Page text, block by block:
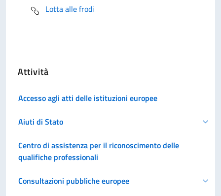
Lotta alle frodi
Attività
Accesso agli atti delle istituzioni europee
Aiuti di Stato
Centro di assistenza per il riconoscimento delle
qualifiche professionali
Consultazioni pubbliche europee